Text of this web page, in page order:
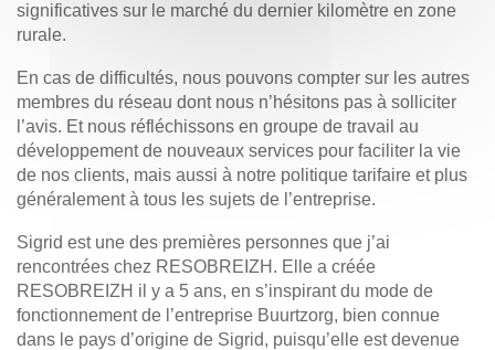
significatives sur le marché du dernier kilomètre en zone
rurale.
En cas de difficultés, nous pouvons compter sur les autres
membres du réseau dont nous n’hésitons pas à solliciter
l’avis. Et nous réfléchissons en groupe de travail au
développement de nouveaux services pour faciliter la vie
de nos clients, mais aussi à notre politique tarifaire et plus
généralement à tous les sujets de l’entreprise.
Sigrid est une des premières personnes que j’ai
rencontrées chez RESOBREIZH. Elle a créée
RESOBREIZH il y a 5 ans, en s’inspirant du mode de
fonctionnement de l’entreprise Buurtzorg, bien connue
dans le pays d’origine de Sigrid, puisqu’elle est devenue